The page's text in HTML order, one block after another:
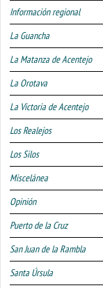
Información regional
La Guancha
La Matanza de Acentejo
La Orotava
La Victoria de Acentejo
Los Realejos
Los Silos
Miscelánea
Opinión
Puerto de la Cruz
San Juan de la Rambla
Santa Úrsula